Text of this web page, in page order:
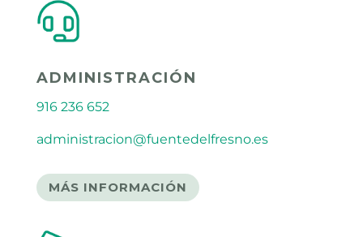
ADMINISTRACIÓN
916 236 652
administracion@fuentedelfresno.es
MÁS INFORMACIÓN